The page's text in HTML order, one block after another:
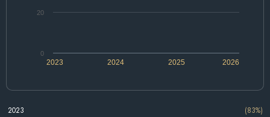
2024 2026
2023 2025
0
20
2023
(83%)